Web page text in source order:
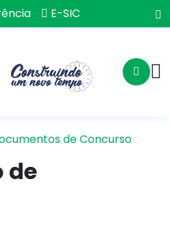
E-SIC
de Concurso
de